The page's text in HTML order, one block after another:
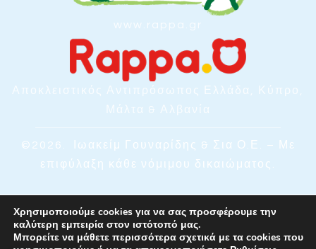
www.rappa.gr
Αποκλειστικός Αντιπρόσωπος Ελλάδα, Κύπρο,
Μάλτα & Αλβανία
©2026.
Ιωακείμ Γουναρίδης & Σια Ο.Ε. – Με
επιφύλαξη κάθε νόμιμου δικαιώματος.
Χρησιμοποιούμε cookies για να σας προσφέρουμε την
καλύτερη εμπειρία στον ιστότοπό μας.
Μπορείτε να μάθετε περισσότερα σχετικά με τα cookies που